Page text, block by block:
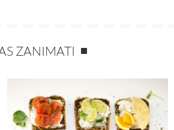
ZANIMATI